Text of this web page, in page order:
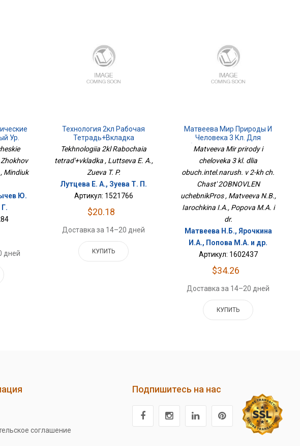
Ур.
Mindiuk
Ю.
дней
Технология 2кл Рабочая
Тетрадь+вкладка
Tekhnologiia 2kl Rabochaia
tetrad'+vkladka , Luttseva E. A.,
Zueva T. P.
Лутцева Е. А., Зуева Т. П.
Артикул: 1521766
$20.18
Доставка за 14–20 дней
КУПИТЬ
Матвеева Мир Природы И
Человека 3 Кл. Для
Обуч.интел.наруш. В 2-Х Ч.
Часть 2ОБНОВЛЕН
УчебникПрос
Matveeva Mir prirody i
cheloveka 3 kl. dlia
obuch.intel.narush. v 2-kh ch.
Chast' 2OBNOVLEN
uchebnikPros , Matveeva N.B.,
Iarochkina I.A., Popova M.A. i
dr.
Матвеева Н.Б., Ярочкина
И.А., Попова М.А. и др.
Артикул: 1602437
$34.26
Доставка за 14–20 дней
КУПИТЬ
соглашение
Подпишитесь на нас